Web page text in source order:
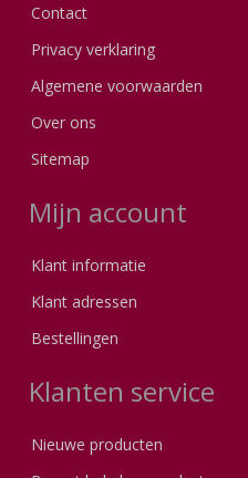
Contact
Privacy verklaring
Algemene voorwaarden
Over ons
Sitemap
Mijn account
Klant informatie
Klant adressen
Bestellingen
Klanten service
Nieuwe producten